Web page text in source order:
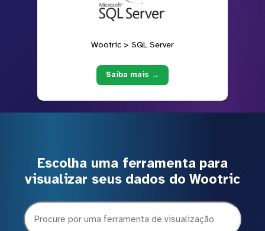
Wootric > SQL Server
Saiba mais →
Escolha uma ferramenta para
visualizar seus dados do Wootric